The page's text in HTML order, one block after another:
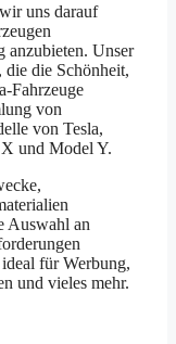
uns darauf
anzubieten. Unser
die die Schönheit,
Fahrzeuge
von
von Tesla,
und Model Y.
Auswahl an
für Werbung,
und vieles mehr.